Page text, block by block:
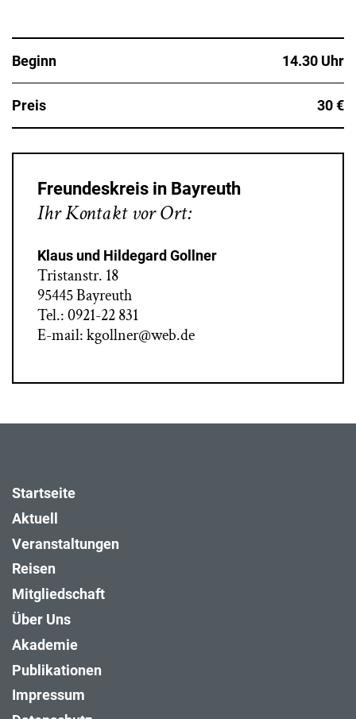
Beginn 14.30 Uhr
Preis 30 €
Freundeskreis in Bayreuth
Ihr Kontakt vor Ort:
Klaus und Hildegard Gollner
Tristanstr. 18
95445 Bayreuth
Tel.: 0921-22 831
E-mail: kgollner@web.de
Startseite
Aktuell
Veranstaltungen
Reisen
Mitgliedschaft
Über Uns
Akademie
Publikationen
Impressum